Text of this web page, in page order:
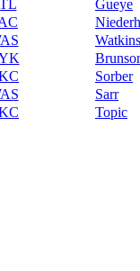
Gueye
Watkins
Sorber
Sarr
Topic